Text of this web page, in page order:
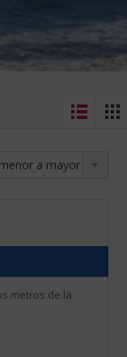
a mayor
metros de la